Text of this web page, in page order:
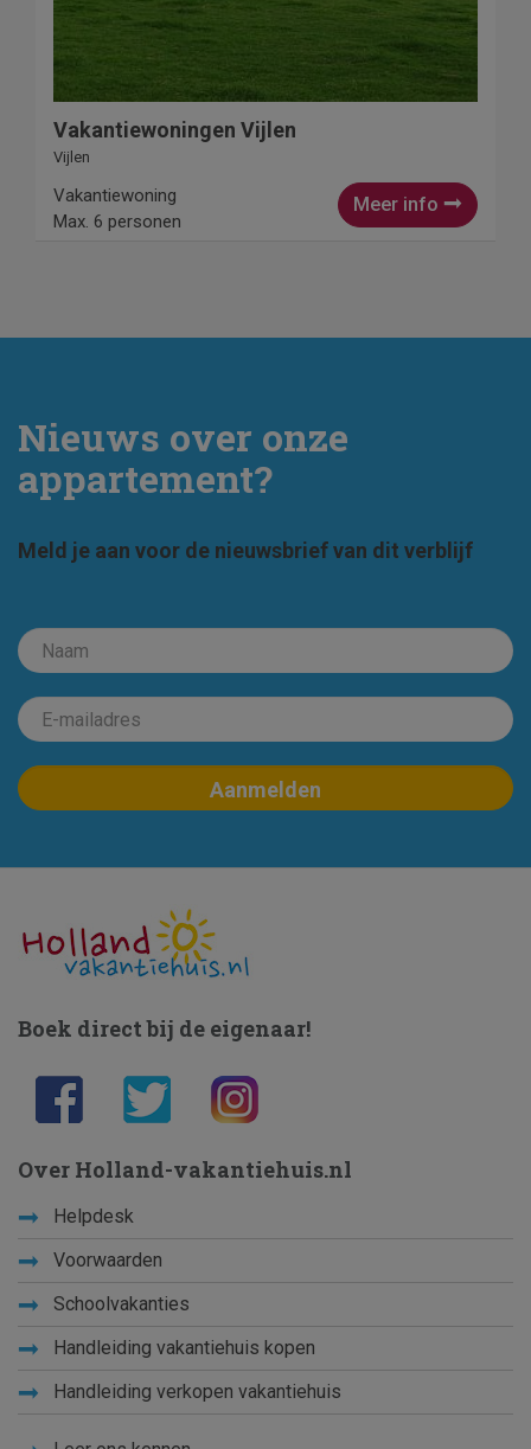
Vakantiewoningen Vijlen
Vijlen
Meer info
Vakantiewoning
Max. 6 personen
Nieuws over onze
appartement?
Meld je aan voor de nieuwsbrief van dit verblijf
Boek direct bij de eigenaar!
Over Holland-vakantiehuis.nl
Helpdesk
Voorwaarden
Schoolvakanties
Handleiding vakantiehuis kopen
Handleiding verkopen vakantiehuis